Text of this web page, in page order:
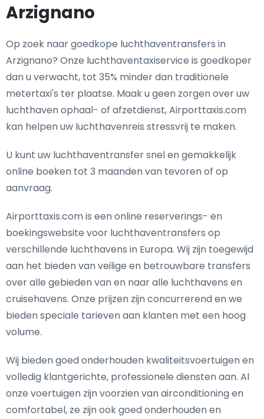
Arzignano
Op zoek naar goedkope luchthaventransfers in
Arzignano? Onze luchthaventaxiservice is goedkoper
dan u verwacht, tot 35% minder dan traditionele
metertaxi's ter plaatse. Maak u geen zorgen over uw
luchthaven ophaal- of afzetdienst, Airporttaxis.com
kan helpen uw luchthavenreis stressvrij te maken.
U kunt uw luchthaventransfer snel en gemakkelijk
online boeken tot 3 maanden van tevoren of op
aanvraag.
Airporttaxis.com is een online reserverings- en
boekingswebsite voor luchthaventransfers op
verschillende luchthavens in Europa. Wij zijn toegewijd
aan het bieden van veilige en betrouwbare transfers
over alle gebieden van en naar alle luchthavens en
cruisehavens. Onze prijzen zijn concurrerend en we
bieden speciale tarieven aan klanten met een hoog
volume.
Wij bieden goed onderhouden kwaliteitsvoertuigen en
volledig klantgerichte, professionele diensten aan. Al
onze voertuigen zijn voorzien van airconditioning en
comfortabel, ze zijn ook goed onderhouden en